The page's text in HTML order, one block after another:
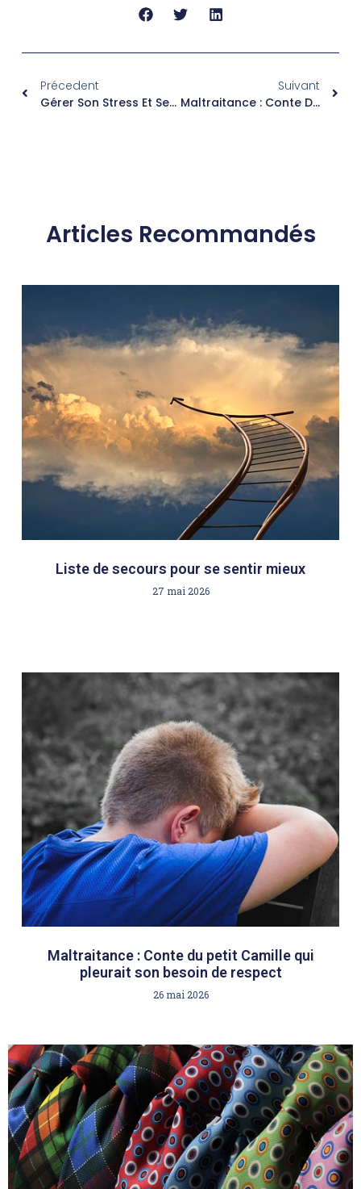
Précedent
Gérer Son Stress Et Ses Émotions
Suivant
Maltraitance : Conte Du Petit Camille Qui Pleurait Son Besoin De Respect
Articles Recommandés
Liste de secours pour se sentir mieux
27 mai 2026
Maltraitance : Conte du petit Camille qui
pleurait son besoin de respect
26 mai 2026